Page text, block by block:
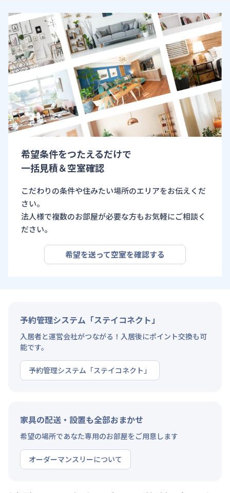
希望条件をつたえるだけで
一括見積＆空室確認
こだわりの条件や住みたい場所のエリアをお伝えくだ
さい。
法人様で複数のお部屋が必要な方もお気軽にご相談く
ださい。
希望を送って空室を確認する
予約管理システム「ステイコネクト」
入居者と運営会社がつながる！入居後にポイント交換も可
能です。
予約管理システム「ステイコネクト」
家具の配送・設置も全部おまかせ
希望の場所であなた専用のお部屋をご用意します
オーダーマンスリーについて